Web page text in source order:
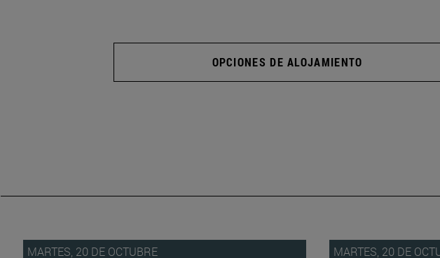
OPCIONES DE ALOJAMIENTO
MARTES, 20 DE OCTUBRE MARTES, 20 DE